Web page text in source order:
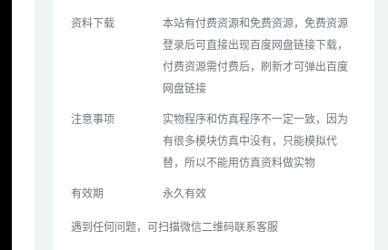
资料下载
本站有付费资源和免费资源，免费资源
登录后可直接出现百度网盘链接下载，
付费资源需付费后，刷新才可弹出百度
网盘链接
注意事项
实物程序和仿真程序不一定一致，因为
有很多模块仿真中没有，只能模拟代
替，所以不能用仿真资料做实物
有效期 永久有效
遇到任何问题，可扫描微信二维码联系客服